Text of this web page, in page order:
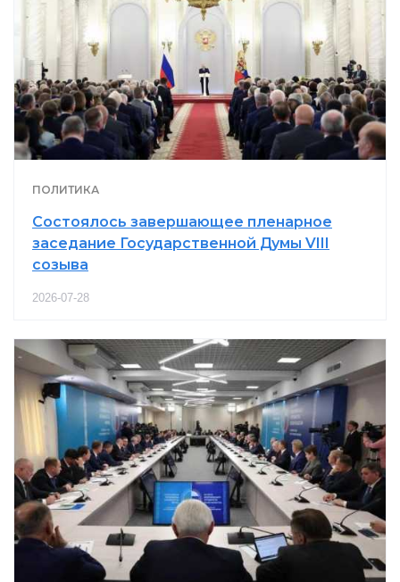
ПОЛИТИКА
Состоялось завершающее пленарное
заседание Государственной Думы VIII
созыва
2026-07-28